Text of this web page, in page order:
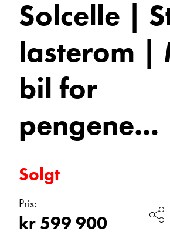
Mye
bil
for
pengene...
Bobiler
Vis telefon
Vis epost
Solcelle |
lasterom |
bil for
pengene...
Solgt
Pris:
kr 599 900